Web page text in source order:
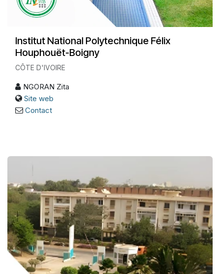
Institut National Polytechnique Félix
Houphouët-Boigny
CÔTE D'IVOIRE
NGORAN Zita
Site web
Contact